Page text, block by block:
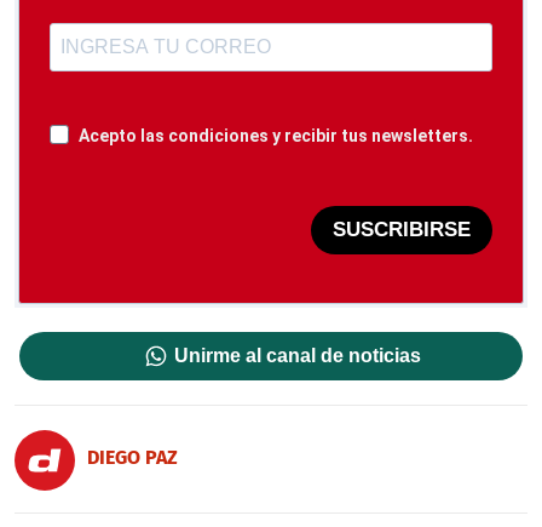
Acepto las condiciones y recibir tus newsletters.
SUSCRIBIRSE
Unirme al canal de noticias
DIEGO PAZ